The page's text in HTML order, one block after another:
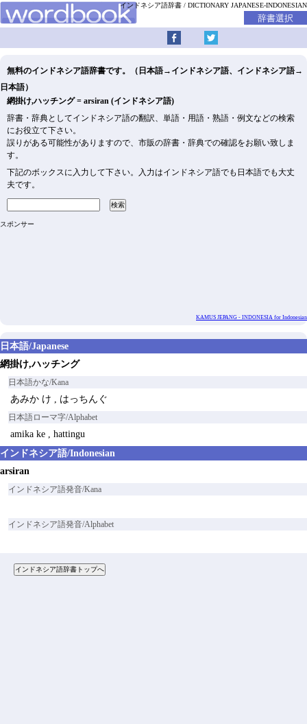
インドネシア語辞書 DICTIONARY JAPANESE-INDONESIAN
無料のインドネシア語辞書です。（日本語→インドネシア語、インドネシア語→
日本語）
網掛け,ハッチング = arsiran (インドネシア語)
辞書・辞典としてインドネシア語の翻訳、単語・用語・熟語・例文などの検索
にお役立て下さい。
誤りがある可能性がありますので、市販の辞書・辞典での確認をお願い致しま
す。
下記のボックスに入力して下さい。入力はインドネシア語でも日本語でも大丈
夫です。
日本語/Japanese
網掛け,ハッチング
日本語かな/Kana
あみか け , はっちんぐ
日本語ローマ字/Alphabet
amika ke , hattingu
インドネシア語/Indonesian
arsiran
インドネシア語発音/Kana
インドネシア語発音/Alphabet
スポンサー
KAMUS JEPANG - INDONESIA for Indonesian